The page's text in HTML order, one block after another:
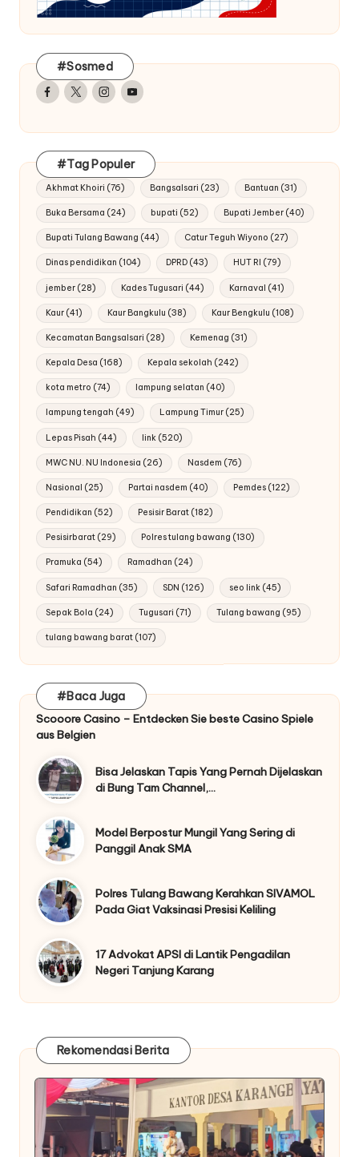
#Sosmed
Facebook
TwitterInstagram
Youtube
#Tag Populer
Akhmat Khoiri (76) Bangsalsari (23) Bantuan (31)
Buka Bersama (24) bupati (52) Bupati Jember(40)
Bupati Tulang Bawang (44) Catur Teguh Wiyono (27)
Dinas pendidikan (104) DPRD(43) HUT RI (79)
jember (28) Kades Tugusari (44) Karnaval (41)
Kaur (41) Kaur Bangkulu (38) Kaur Bengkulu (108)
Kecamatan Bangsalsari (28) Kemenag (31)
Kepala Desa (168) Kepala sekolah (242)
kota metro (74) lampung selatan (40)
lampung tengah (49) Lampung Timur(25)
Lepas Pisah (44) link(520)
MWC NU. NU Indonesia (26) Nasdem (76)
Nasional (25) Partai nasdem (40) Pemdes(122)
Pendidikan (52) Pesisir Barat(182)
Pesisirbarat (29) Polres tulang bawang (130)
Pramuka (54) Ramadhan (24)
Safari Ramadhan (35) SDN (126) seo link(45)
Sepak Bola (24) Tugusari (71) Tulang bawang (95)
tulang bawang barat (107)
#Baca Juga
Scooore Casino – Entdecken Sie beste Casino Spiele
aus Belgien
Bisa Jelaskan Tapis Yang Pernah Dijelaskan
di Bung Tam Channel,…
Model Berpostur Mungil Yang Sering di
Panggil Anak SMA
Polres Tulang Bawang Kerahkan SIVAMOL
Pada Giat Vaksinasi Presisi Keliling
17 Advokat APSI di Lantik Pengadilan
Negeri Tanjung Karang
Rekomendasi Berita